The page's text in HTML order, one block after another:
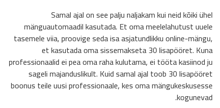
Samal ajal on see palju naljakam kui neid kõiki ühel
mänguautomaadil kasutada. Et oma meelelahutust uuele
tasemele viia, proovige seda isa asjatundlikku online-mängu,
et kasutada oma sissemakseta 30 lisapööret. Kuna
professionaalid ei pea oma raha kulutama, ei tööta kasiinod ju
sageli majanduslikult. Kuid samal ajal toob 30 lisapööret
boonus teile uusi professionaale, kes oma mängukeskusesse
kogunevad.